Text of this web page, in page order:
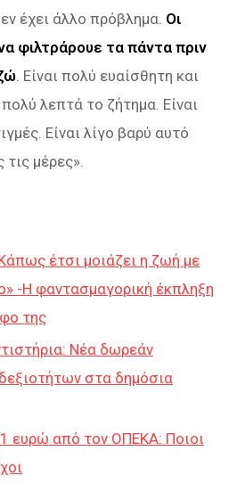
έχει άλλο πρόβλημα. Οι
φιλτράρουε τα πάντα πριν
. Είναι πολύ ευαίσθητη και
λεπτά το ζήτημα. Είναι
Είναι λίγο βαρύ αυτό
τις μέρες».
έτσι μοιάζει η ζωή με
-Η φαντασμαγορική έκπληξη
της
Νέα δωρεάν
στα δημόσια
ευρώ από τον ΟΠΕΚΑ: Ποιοι